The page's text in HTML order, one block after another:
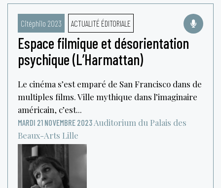
Citéphilo 2023 ACTUALITÉ ÉDITORIALE
Espace filmique et désorientation
psychique (L’Harmattan)
Le cinéma s’est emparé de San Francisco dans de
multiples films. Ville mythique dans l’imaginaire
américain, c’est...
MARDI 21 NOVEMBRE 2023 Auditorium du Palais des
Beaux-Arts Lille